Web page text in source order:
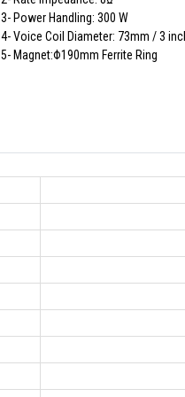
3- Power Handling: 300 W
4- Voice Coil Diameter: 73mm / 3
5- Magnet:Φ190mm Ferrite Ring